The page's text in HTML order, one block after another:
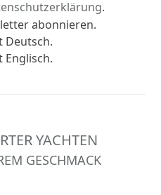
.
abonnieren.
Deutsch.
Englisch.
YACHTEN
GESCHMACK